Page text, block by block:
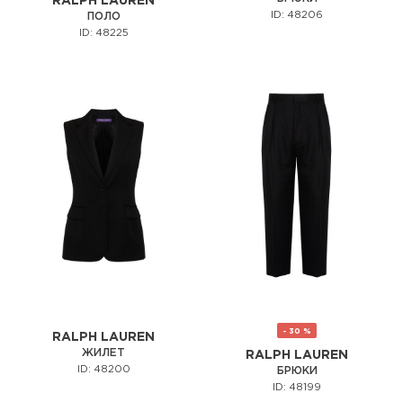
ПОЛО
ID: 48225
ID: 48206
RALPH LAUREN
ЖИЛЕТ
ID: 48200
- 30 %
RALPH LAUREN
БРЮКИ
ID: 48199